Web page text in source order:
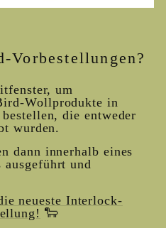
Vorbestellungen?
um
Wollprodukte in
die entweder
wurden.
dann innerhalb eines
ausgeführt und
neueste Interlock-
🐑